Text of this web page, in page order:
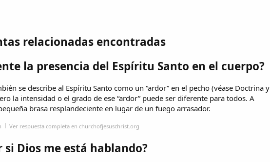
relacionadas encontradas
la presencia del Espíritu Santo en el cuerpo?
se describe al Espíritu Santo como un “ardor” en el pecho (véase Doctrina y
la intensidad o el grado de ese “ardor” puede ser diferente para todos. A
brasa resplandeciente en lugar de un fuego arrasador.
Ver respuesta completa en churchofjesuschrist.org
si Dios me está hablando?